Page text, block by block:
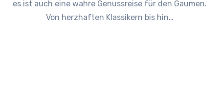
es ist auch eine wahre Genussreise für den Gaumen.
Von herzhaften Klassikern bis hin…